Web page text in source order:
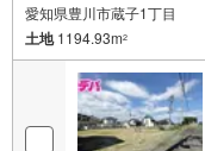
愛知県豊川市蔵子1丁目
土地1194.93m2